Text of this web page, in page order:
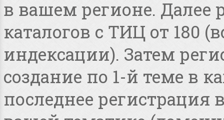
в вашем регионе. Далее
каталогов с ТИЦ от 180
индексации). Затем
создание по 1-й теме в
последнее регистрация